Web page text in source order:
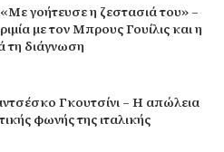
γοήτευσε η ζεστασιά του» –
με τον Μπρους Γουίλις και η
τη διάγνωση
Γκουτσίνι – Η απώλεια
φωνής της ιταλικής